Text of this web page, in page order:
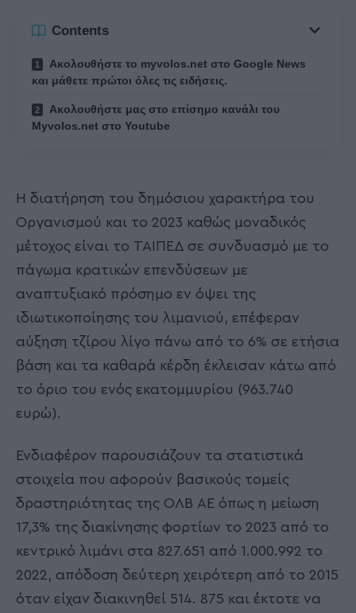
Contents
Ακολουθήστε το myvolos.net στο Google News
και μάθετε πρώτοι όλες τις ειδήσεις.
Ακολουθήστε μας στο επίσημο κανάλι του
Myvolos.net στο Youtube
Η διατήρηση του δημόσιου χαρακτήρα του
Οργανισμού και το 2023 καθώς μοναδικός
μέτοχος είναι το ΤΑΙΠΕΔ σε συνδυασμό με το
πάγωμα κρατικών επενδύσεων με
αναπτυξιακό πρόσημο εν όψει της
ιδιωτικοποίησης του λιμανιού, επέφεραν
αύξηση τζίρου λίγο πάνω από το 6% σε ετήσια
βάση και τα καθαρά κέρδη έκλεισαν κάτω από
το όριο του ενός εκατομμυρίου (963.740
ευρώ).
Ενδιαφέρον παρουσιάζουν τα στατιστικά
στοιχεία που αφορούν βασικούς τομείς
δραστηριότητας της ΟΛΒ ΑΕ όπως η μείωση
17,3% της διακίνησης φορτίων το 2023 από το
κεντρικό λιμάνι στα 827.651 από 1.000.992 το
2022, απόδοση δεύτερη χειρότερη από το 2015
όταν είχαν διακινηθεί 514. 875 και έκτοτε να